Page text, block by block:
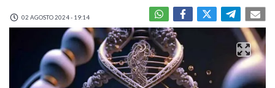
02 AGOSTO 2024 - 19:14